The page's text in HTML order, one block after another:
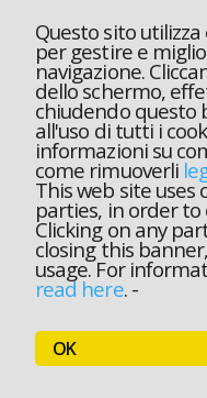
Questo sito
per gestire e
navigazione.
dello schermo,
chiudendo questo
all'uso di tutti i
informazioni su
come rimuoverli
This web site uses
parties, in order
Clicking on any
closing this
usage. For
read here.-
OK